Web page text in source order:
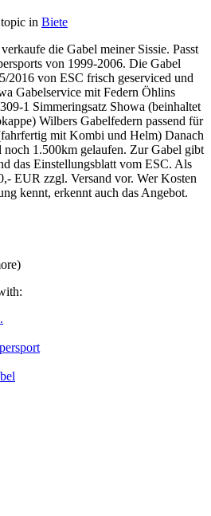
in Biete
die Gabel meiner Sissie. Passt
von 1999-2006. Die Gabel
2016 von ESC frisch geserviced und
Gabelservice mit Federn Öhlins
1 Simmeringsatz Showa (beinhaltet
Wilbers Gabelfedern passend für
mit Kombi und Helm) Danach
noch 1.500km gelaufen. Zur Gabel gibt
das Einstellungsblatt vom ESC. Als
EUR zzgl. Versand vor. Wer Kosten
kennt, erkennt auch das Angebot.